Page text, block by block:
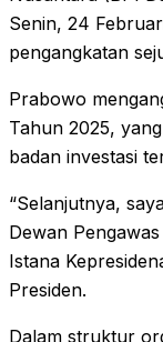
Senin, 24
pengangkatan
Prabowo
Tahun 2025,
badan investasi
“Selanjutnya,
Dewan
Istana
Presiden.
Dalam struktur